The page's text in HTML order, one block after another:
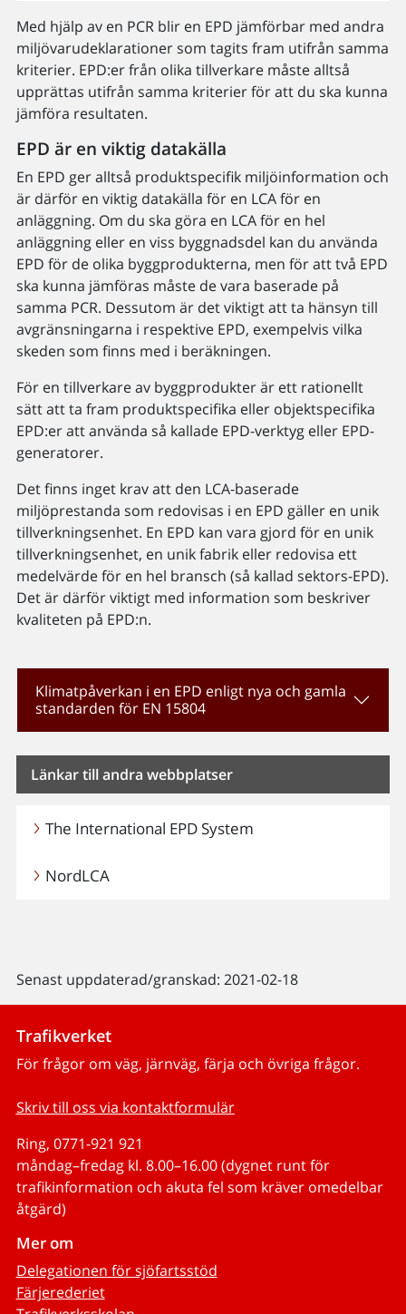
Med hjälp av en PCR blir en EPD jämförbar med andra
miljövarudeklarationer som tagits fram utifrån samma
kriterier. EPD:er från olika tillverkare måste alltså
upprättas utifrån samma kriterier för att du ska kunna
jämföra resultaten.
EPD är en viktig datakälla
En EPD ger alltså produktspecifik miljöinformation och
är därför en viktig datakälla för en LCA för en
anläggning. Om du ska göra en LCA för en hel
anläggning eller en viss byggnadsdel kan du använda
EPD för de olika byggprodukterna, men för att två EPD
ska kunna jämföras måste de vara baserade på
samma PCR. Dessutom är det viktigt att ta hänsyn till
avgränsningarna i respektive EPD, exempelvis vilka
skeden som finns med i beräkningen.
För en tillverkare av byggprodukter är ett rationellt
sätt att ta fram produktspecifika eller objektspecifika
EPD:er att använda så kallade EPD-verktyg eller EPD-
generatorer.
Det finns inget krav att den LCA-baserade
miljöprestanda som redovisas i en EPD gäller en unik
tillverkningsenhet. En EPD kan vara gjord för en unik
tillverkningsenhet, en unik fabrik eller redovisa ett
medelvärde för en hel bransch (så kallad sektors-EPD).
Det är därför viktigt med information som beskriver
kvaliteten på EPD:n.
Klimatpåverkan i en EPD enligt nya och gamla
standarden för EN 15804
Länkar till andra webbplatser
The International EPD System
NordLCA
Senast uppdaterad/granskad: 2021-02-18
Trafikverket
För frågor om väg, järnväg, färja och övriga frågor.
Skriv till oss via kontaktformulär
Ring, 0771-921 921
måndag–fredag kl. 8.00–16.00 (dygnet runt för
trafikinformation och akuta fel som kräver omedelbar
åtgärd)
Mer om
Delegationen för sjöfartsstöd
Färjerederiet